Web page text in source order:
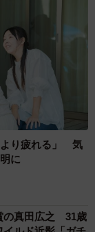
より疲れる」 気
に
の真田広之 31歳